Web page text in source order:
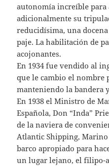
autonomía increíble para
adicionalmente su
reducidísima, una
paje. La habilitación de
acojonantes.
En 1934 fue vendido al
que le cambio el nombre
manteniendo la bandera
En 1938 el Ministro de
Española, Don “Inda”
de la naviera de
Atlantic Shipping, Marino
barco apropiado para
un lugar lejano, el filipo-